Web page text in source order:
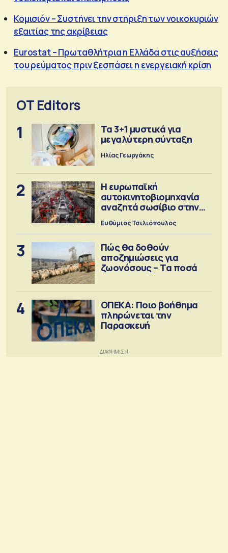
Κομισιόν – Συστήνει την στήριξη των νοικοκυριών
εξαιτίας της ακρίβειας
Eurostat – Πρωταθλήτρια η Ελλάδα στις αυξήσεις
του ρεύματος πριν ξεσπάσει η ενεργειακή κρίση
OT Editors
1
Τα 3+1 μυστικά για
μεγαλύτερη σύνταξη
Ηλίας Γεωργάκης
2
Η ευρωπαϊκή
αυτοκινητοβιομηχανία
αναζητά σωσίβιο στην
Κίνα
Ευθύμιος Τσιλιόπουλος
3
Πώς θα δοθούν
αποζημιώσεις για
ζωονόσους – Τα ποσά
4
ΟΠΕΚΑ: Ποιο βοήθημα
πληρώνεται την
Παρασκευή